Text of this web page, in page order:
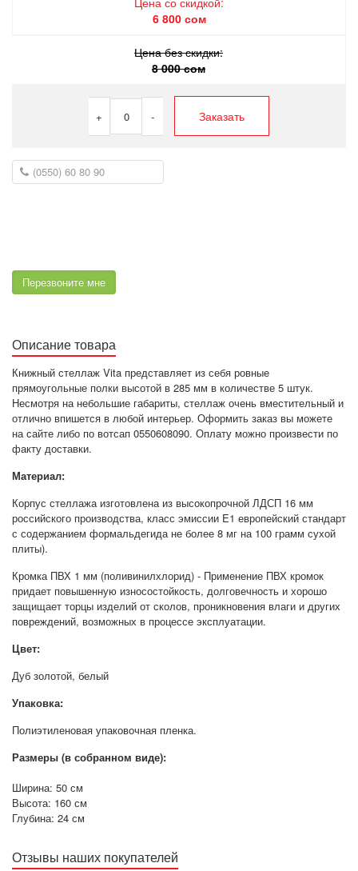
6 800 сом
Цена без скидки:
8 000 сом
+ 0 - Заказать
Перезвоните мне
Описание товара
Книжный стеллаж Vita представляет из себя ровные
прямоугольные полки высотой в 285 мм в количестве 5 штук.
Несмотря на небольшие габариты, стеллаж очень вместительный и
отлично впишется в любой интерьер. Оформить заказ вы можете
на сайте либо по вотсап 0550608090. Оплату можно произвести по
факту доставки.
Материал:
Корпус стеллажа изготовлена из высокопрочной ЛДСП 16 мм
российского производства, класс эмиссии E1 европейский стандарт
с содержанием формальдегида не более 8 мг на 100 грамм сухой
плиты).
Кромка ПВХ 1 мм (поливинилхлорид) - Применение ПВХ кромок
придает повышенную износостойкость, долговечность и хорошо
защищает торцы изделий от сколов, проникновения влаги и других
повреждений, возможных в процессе эксплуатации.
Цвет:
Дуб золотой, белый
Упаковка:
Полиэтиленовая упаковочная пленка.
Размеры (в собранном виде):
Ширина: 50 см
Высота: 160 см
Глубина: 24 см
Отзывы наших покупателей